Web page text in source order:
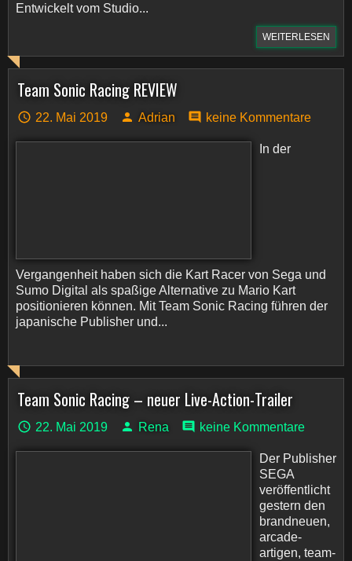
Entwickelt vom Studio...
WEITERLESEN
Team Sonic Racing REVIEW
22. Mai 2019 Adrian keine Kommentare
In der
Vergangenheit haben sich die Kart Racer von Sega und
Sumo Digital als spaßige Alternative zu Mario Kart
positionieren können. Mit Team Sonic Racing führen der
japanische Publisher und...
Team Sonic Racing – neuer Live-Action-Trailer
22. Mai 2019 Rena keine Kommentare
Der Publisher
SEGA
veröffentlicht
gestern den
brandneuen,
arcade-
artigen, team-